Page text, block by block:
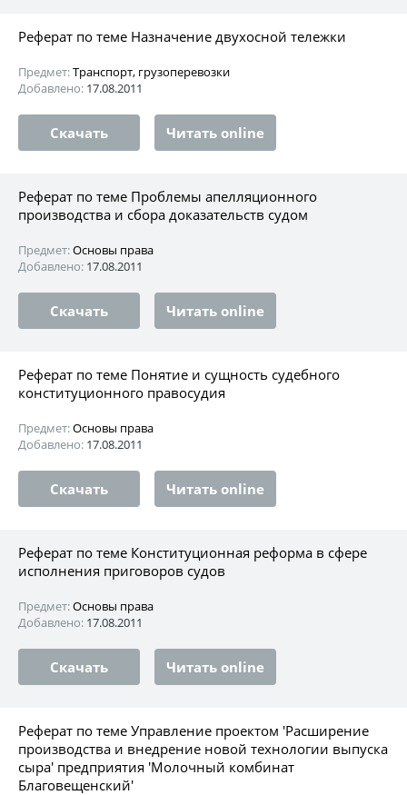
Реферат по теме Назначение двухосной тележки
Предмет:Транспорт, грузоперевозки
Добавлено: 17.08.2011
Скачать Читать online
Реферат по теме Проблемы апелляционного
производства и сбора доказательств судом
Предмет:Основы права
Добавлено: 17.08.2011
Скачать Читать online
Реферат по теме Понятие и сущность судебного
конституционного правосудия
Предмет:Основы права
Добавлено: 17.08.2011
Скачать Читать online
Реферат по теме Конституционная реформа в сфере
исполнения приговоров судов
Предмет:Основы права
Добавлено: 17.08.2011
Скачать Читать online
Реферат по теме Управление проектом 'Расширение
производства и внедрение новой технологии выпуска
сыра' предприятия 'Молочный комбинат
Благовещенский'